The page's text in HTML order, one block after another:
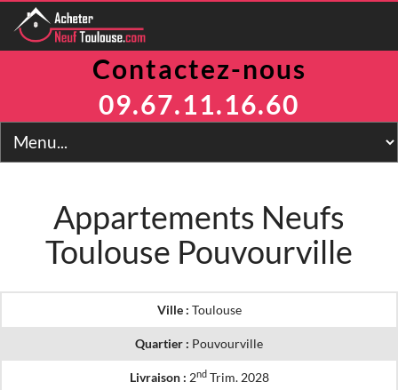
BRS
Toulouse
Financement
Contact
Contactez-nous
09.67.11.16.60
Appartements Neufs
Toulouse Pouvourville
Ville : Toulouse
Quartier : Pouvourville
Livraison : 2ndTrim. 2028